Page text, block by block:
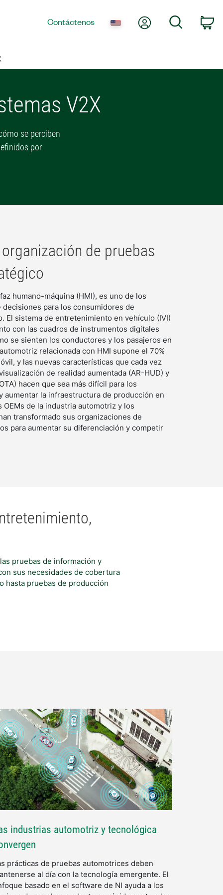
Contáctenos Mi cuenta Búsqueda
V2X
se perciben
por
de pruebas
humano-máquina (HMI), es uno de los
para los consumidores de
El sistema de entretenimiento en vehículo (IVI)
con las cuadros de instrumentos digitales
se sienten los conductores y los pasajeros en
relacionada con HMI supone el 70%
y las nuevas características que cada vez
de realidad aumentada (AR-HUD) y
hacen que sea más difícil para los
aumentar la infraestructura de producción en
de la industria automotriz y los
transformado sus organizaciones de
para aumentar su diferenciación y competir
pruebas de información y
sus necesidades de cobertura
hasta pruebas de producción
industrias automotriz y tecnológica
prácticas de pruebas automotrices deben
al día con la tecnología emergente. El
basado en el software de NI ayuda a los